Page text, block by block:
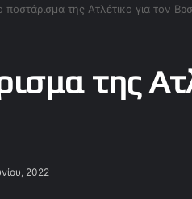
ποστάρισμα της Ατλέτικο για τον
της
2022